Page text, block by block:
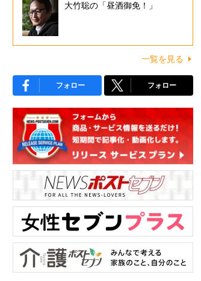
大竹聡の「昼酒御免！」
一覧を見る
フォロー フォロー